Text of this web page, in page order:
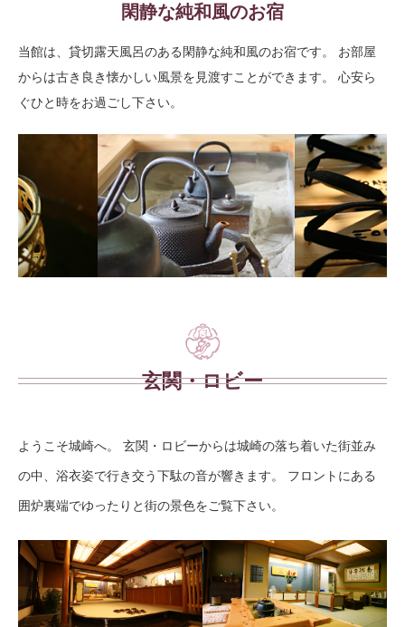
閑静な純和風のお宿
当館は、貸切露天風呂のある閑静な純和風のお宿です。 お部屋
からは古き良き懐かしい風景を見渡すことができます。 心安ら
ぐひと時をお過ごし下さい。
玄関・ロビー
ようこそ城崎へ。 玄関・ロビーからは城崎の落ち着いた街並み
の中、浴衣姿で行き交う下駄の音が響きます。 フロントにある
囲炉裏端でゆったりと街の景色をご覧下さい。